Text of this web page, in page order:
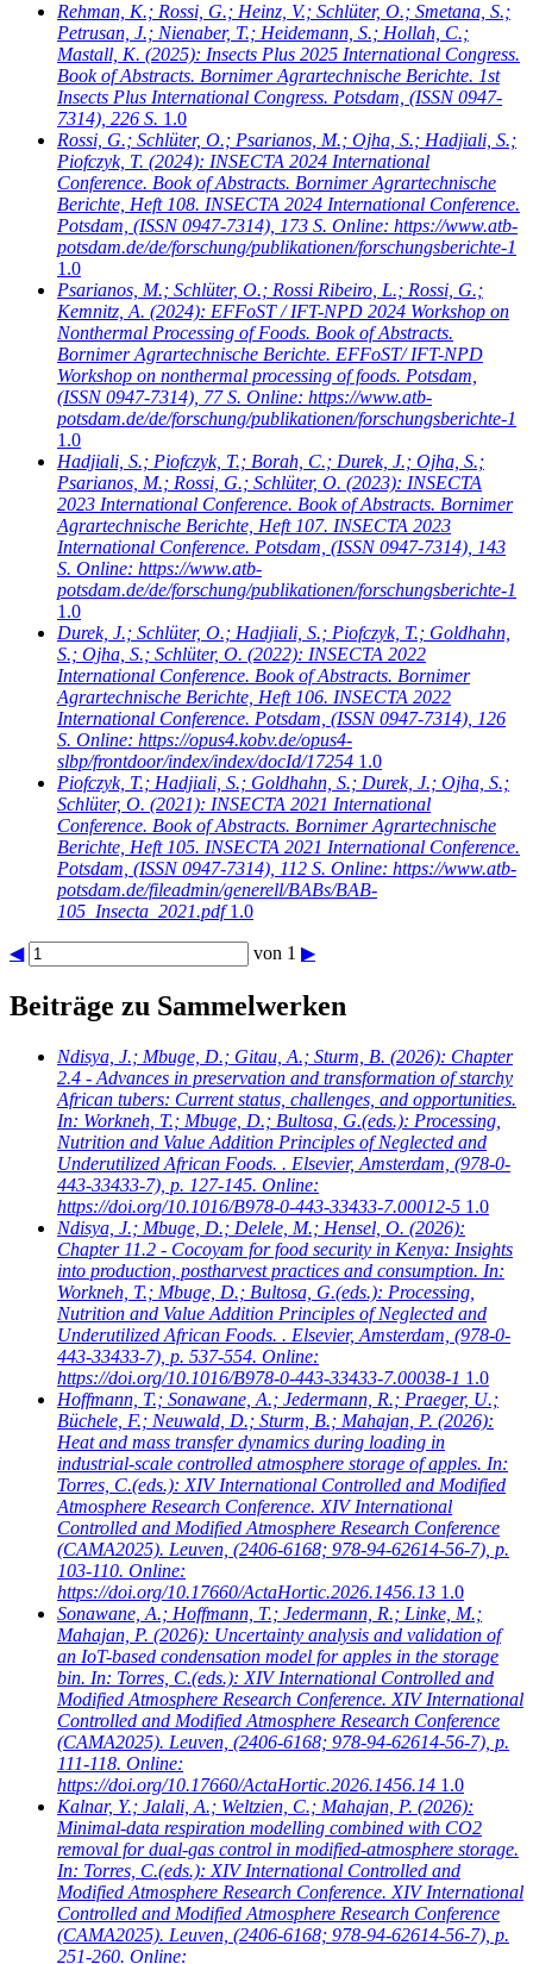
Rehman, K.; Rossi, G.; Heinz, V.; Schlüter, O.; Smetana, S.;
Petrusan, J.; Nienaber, T.; Heidemann, S.; Hollah, C.;
Mastall, K. (2025): Insects Plus 2025 International Congress.
Book of Abstracts. Bornimer Agrartechnische Berichte. 1st
Insects Plus International Congress. Potsdam, (ISSN 0947-
7314), 226 S. 1.0
Rossi, G.; Schlüter, O.; Psarianos, M.; Ojha, S.; Hadjiali, S.;
Piofczyk, T. (2024): INSECTA 2024 International
Conference. Book of Abstracts. Bornimer Agrartechnische
Berichte, Heft 108. INSECTA 2024 International Conference.
Potsdam, (ISSN 0947-7314), 173 S. Online: https://www.atb-
potsdam.de/de/forschung/publikationen/forschungsberichte-1
1.0
Psarianos, M.; Schlüter, O.; Rossi Ribeiro, L.; Rossi, G.;
Kemnitz, A. (2024): EFFoST / IFT-NPD 2024 Workshop on
Nonthermal Processing of Foods. Book of Abstracts.
Bornimer Agrartechnische Berichte. EFFoST/ IFT-NPD
Workshop on nonthermal processing of foods. Potsdam,
(ISSN 0947-7314), 77 S. Online: https://www.atb-
potsdam.de/de/forschung/publikationen/forschungsberichte-1
1.0
Hadjiali, S.; Piofczyk, T.; Borah, C.; Durek, J.; Ojha, S.;
Psarianos, M.; Rossi, G.; Schlüter, O. (2023): INSECTA
2023 International Conference. Book of Abstracts. Bornimer
Agrartechnische Berichte, Heft 107. INSECTA 2023
International Conference. Potsdam, (ISSN 0947-7314), 143
S. Online: https://www.atb-
potsdam.de/de/forschung/publikationen/forschungsberichte-1
1.0
Durek, J.; Schlüter, O.; Hadjiali, S.; Piofczyk, T.; Goldhahn,
S.; Ojha, S.; Schlüter, O. (2022): INSECTA 2022
International Conference. Book of Abstracts. Bornimer
Agrartechnische Berichte, Heft 106. INSECTA 2022
International Conference. Potsdam, (ISSN 0947-7314), 126
S. Online: https://opus4.kobv.de/opus4-
slbp/frontdoor/index/index/docId/17254 1.0
Piofczyk, T.; Hadjiali, S.; Goldhahn, S.; Durek, J.; Ojha, S.;
Schlüter, O. (2021): INSECTA 2021 International
Conference. Book of Abstracts. Bornimer Agrartechnische
Berichte, Heft 105. INSECTA 2021 International Conference.
Potsdam, (ISSN 0947-7314), 112 S. Online: https://www.atb-
potsdam.de/fileadmin/generell/BABs/BAB-
105_Insecta_2021.pdf 1.0
◀ von 1 ▶
Beiträge zu Sammelwerken
Ndisya, J.; Mbuge, D.; Gitau, A.; Sturm, B. (2026): Chapter
2.4 - Advances in preservation and transformation of starchy
African tubers: Current status, challenges, and opportunities.
In: Workneh, T.; Mbuge, D.; Bultosa, G.(eds.): Processing,
Nutrition and Value Addition Principles of Neglected and
Underutilized African Foods. . Elsevier, Amsterdam, (978-0-
443-33433-7), p. 127-145. Online:
https://doi.org/10.1016/B978-0-443-33433-7.00012-5 1.0
Ndisya, J.; Mbuge, D.; Delele, M.; Hensel, O. (2026):
Chapter 11.2 - Cocoyam for food security in Kenya: Insights
into production, postharvest practices and consumption. In:
Workneh, T.; Mbuge, D.; Bultosa, G.(eds.): Processing,
Nutrition and Value Addition Principles of Neglected and
Underutilized African Foods. . Elsevier, Amsterdam, (978-0-
443-33433-7), p. 537-554. Online:
https://doi.org/10.1016/B978-0-443-33433-7.00038-1 1.0
Hoffmann, T.; Sonawane, A.; Jedermann, R.; Praeger, U.;
Büchele, F.; Neuwald, D.; Sturm, B.; Mahajan, P. (2026):
Heat and mass transfer dynamics during loading in
industrial-scale controlled atmosphere storage of apples. In:
Torres, C.(eds.): XIV International Controlled and Modified
Atmosphere Research Conference. XIV International
Controlled and Modified Atmosphere Research Conference
(CAMA2025). Leuven, (2406-6168; 978-94-62614-56-7), p.
103-110. Online:
https://doi.org/10.17660/ActaHortic.2026.1456.13 1.0
Sonawane, A.; Hoffmann, T.; Jedermann, R.; Linke, M.;
Mahajan, P. (2026): Uncertainty analysis and validation of
an IoT-based condensation model for apples in the storage
bin. In: Torres, C.(eds.): XIV International Controlled and
Modified Atmosphere Research Conference. XIV International
Controlled and Modified Atmosphere Research Conference
(CAMA2025). Leuven, (2406-6168; 978-94-62614-56-7), p.
111-118. Online:
https://doi.org/10.17660/ActaHortic.2026.1456.14 1.0
Kalnar, Y.; Jalali, A.; Weltzien, C.; Mahajan, P. (2026):
Minimal-data respiration modelling combined with CO2
removal for dual-gas control in modified-atmosphere storage.
In: Torres, C.(eds.): XIV International Controlled and
Modified Atmosphere Research Conference. XIV International
Controlled and Modified Atmosphere Research Conference
(CAMA2025). Leuven, (2406-6168; 978-94-62614-56-7), p.
251-260. Online: